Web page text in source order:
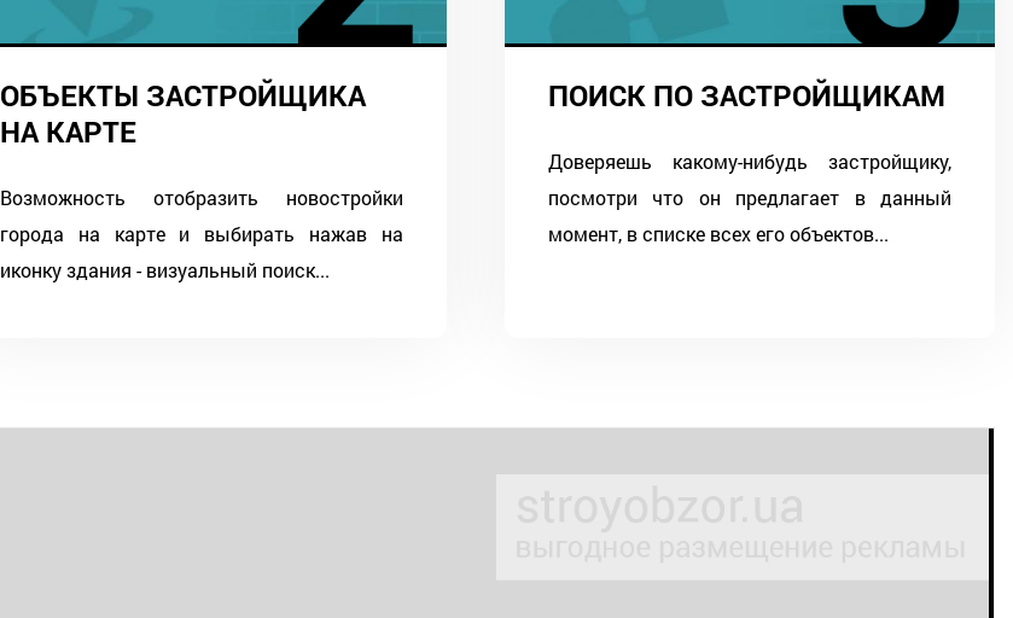
ОБЪЕКТЫ ЗАСТРОЙЩИКА
НА КАРТЕ
Возможность отобразить новостройки
города на карте и выбирать нажав на
иконку здания - визуальный поиск...
ПОИСК ПО ЗАСТРОЙЩИКАМ
Доверяешь какому-нибудь застройщику,
посмотри что он предлагает в данный
момент, в списке всех его объектов...